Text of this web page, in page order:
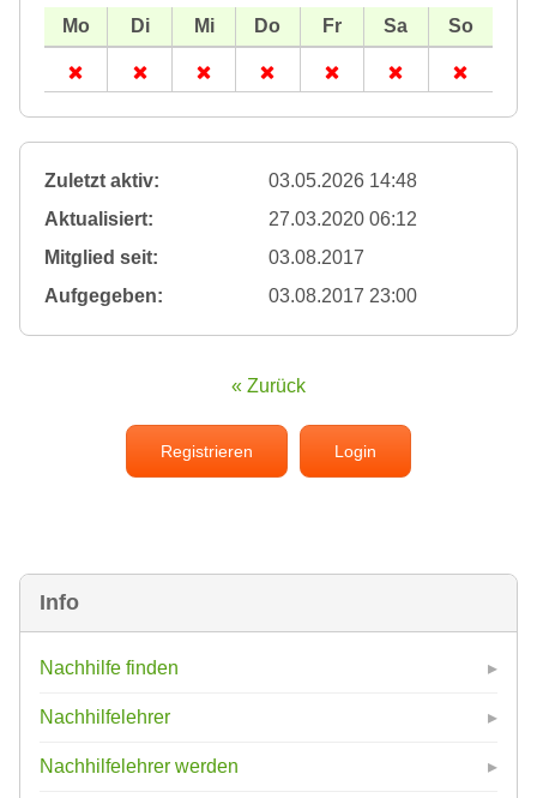
Info
Nachhilfe finden
Nachhilfelehrer
Nachhilfelehrer werden
Zuletzt aktiv:
03.05.2026 14:48
Aktualisiert:
27.03.2020 06:12
Mitglied seit:
03.08.2017
Aufgegeben:
03.08.2017 23:00
« Zurück
Registrieren Login